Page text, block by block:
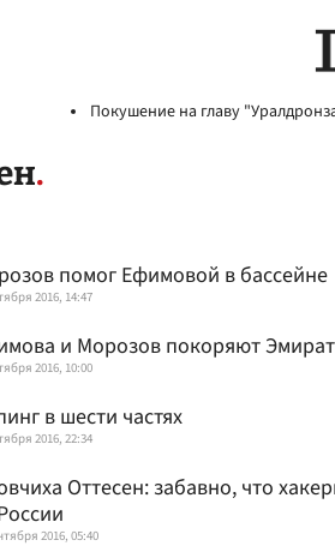
Покушение на главу
помог Ефимовой в бассейне
2016, 14:47
и Морозов покоряют
2016, 10:00
в шести частях
2016, 22:34
Оттесен: забавно, что
2016, 05:40